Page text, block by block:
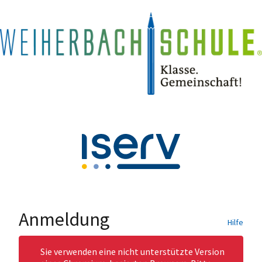
Anmeldung Hilfe
Sie verwenden eine nicht unterstützte Version